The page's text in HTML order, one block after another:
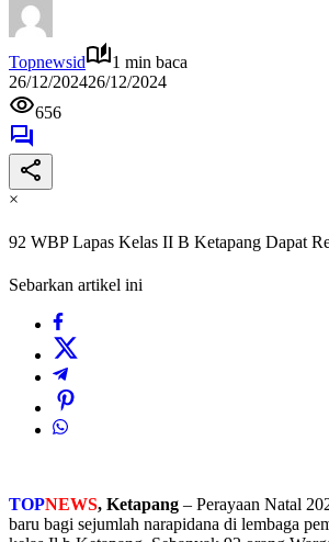
Topnewsid
1 min baca
26/12/202426/12/2024
656
×
92 WBP Lapas Kelas II B Ketapang Dapat
Sebarkan artikel ini
TOPNEWS, Ketapang – Perayaan Natal
baru bagi sejumlah narapidana di lembaga